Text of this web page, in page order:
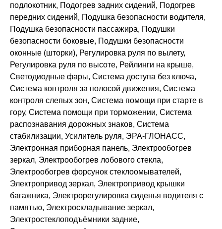
подлокотник, Подогрев задних сидений, Подогрев
передних сидений, Подушка безопасности водителя,
Подушка безопасности пассажира, Подушки
безопасности боковые, Подушки безопасности
оконные (шторки), Регулировка руля по вылету,
Регулировка руля по высоте, Рейлинги на крыше,
Светодиодные фары, Система доступа без ключа,
Система контроля за полосой движения, Система
контроля слепых зон, Система помощи при старте в
гору, Система помощи при торможении, Система
распознавания дорожных знаков, Система
стабилизации, Усилитель руля, ЭРА-ГЛОНАСС,
Электронная приборная панель, Электрообогрев
зеркал, Электрообогрев лобового стекла,
Электрообогрев форсунок стеклоомывателей,
Электропривод зеркал, Электропривод крышки
багажника, Электрорегулировка сиденья водителя с
памятью, Электроскладывание зеркал,
Электростеклоподъёмники задние,